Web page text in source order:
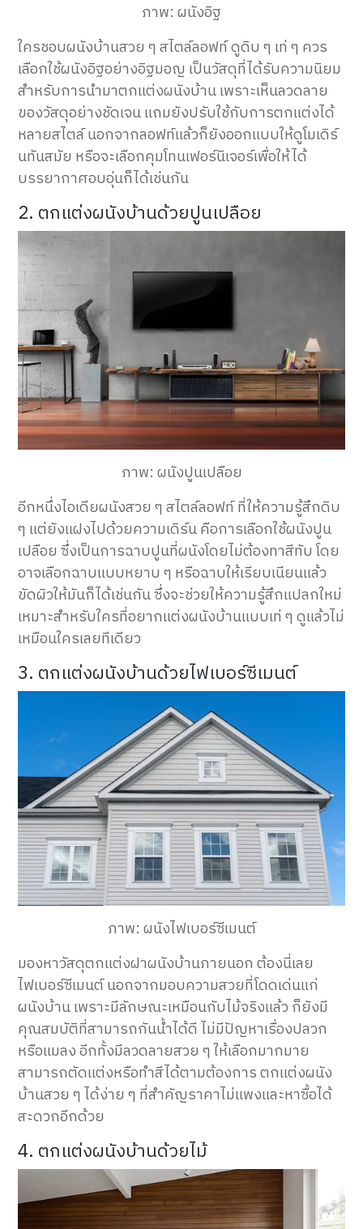
ภาพ: ผนังอิฐ
ใครชอบผนังบ้านสวย ๆ สไตล์ลอฟท์ ดูดิบ ๆ เท่ ๆ ควร
เลือกใช้ผนังอิฐอย่างอิฐมอญ เป็นวัสดุที่ได้รับความนิยม
สำหรับการนำมาตกแต่งผนังบ้านเพราะเห็นลวดลาย
ของวัสดุอย่างชัดเจน แถมยังปรับใช้กับการตกแต่งได้
หลายสไตล์ นอกจากลอฟท์แล้วก็ยังออกแบบให้ดูโมเดิร์
นทันสมัย หรือจะเลือกคุมโทนเฟอร์นิเจอร์เพื่อให้ได้
บรรยากาศอบอุ่นก็ได้เช่นกัน
2. ตกแต่งผนังบ้านด้วยปูนเปลือย
ภาพ: ผนังปูนเปลือย
อีกหนึ่งไอเดียผนังสวย ๆ สไตล์ลอฟท์ ที่ให้ความรู้สึกดิบ
ๆ แต่ยังแฝงไปด้วยความเดิร์น คือการเลือกใช้ผนังปูน
เปลือย ซึ่งเป็นการฉาบปูนที่ผนังโดยไม่ต้องทาสีทับ โดย
อาจเลือกฉาบแบบหยาบ ๆ หรือฉาบให้เรียบเนียนแล้ว
ขัดผิวให้มันก็ได้เช่นกัน ซึ่งจะช่วยให้ความรู้สึกแปลกใหม่
เหมาะสำหรับใครที่อยากแต่งผนังบ้านแบบเท่ ๆ ดูแล้วไม่
เหมือนใครเลยทีเดียว
3. ตกแต่งผนังบ้านด้วยไฟเบอร์ซีเมนต์
ภาพ: ผนังไฟเบอร์ซีเมนต์
มองหาวัสดุตกแต่งฝาผนังบ้านภายนอก ต้องนี่เลย
ไฟเบอร์ซีเมนต์นอกจากมอบความสวยที่โดดเด่นแก่
ผนังบ้านเพราะมีลักษณะเหมือนกับไม้จริงแล้ว ก็ยังมี
คุณสมบัติที่สามารถกันน้ำได้ดีไม่มีปัญหาเรื่องปลวก
หรือแมลงอีกทั้งมีลวดลายสวย ๆให้เลือกมากมาย
สามารถตัดแต่งหรือทำสีได้ตามต้องการ ตกแต่งผนัง
บ้านสวย ๆ ได้ง่าย ๆ ที่สำคัญราคาไม่แพงและหาซื้อได้
สะดวกอีกด้วย
4. ตกแต่งผนังบ้านด้วยไม้